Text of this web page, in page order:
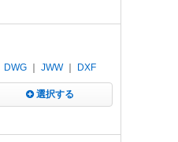
DWG JWW｜ DXF
選択する